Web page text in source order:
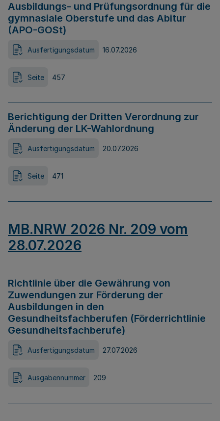
Ausbildungs- und Prüfungsordnung für die
gymnasiale Oberstufe und das Abitur
(APO-GOSt)
Ausfertigungsdatum 16.07.2026
Seite 457
Berichtigung der Dritten Verordnung zur
Änderung der LK-Wahlordnung
Ausfertigungsdatum 20.07.2026
Seite 471
MB.NRW 2026 Nr. 209 vom
28.07.2026
Richtlinie über die Gewährung von
Zuwendungen zur Förderung der
Ausbildungen in den
Gesundheitsfachberufen (Förderrichtlinie
Gesundheitsfachberufe)
Ausfertigungsdatum 27.07.2026
Ausgabennummer 209